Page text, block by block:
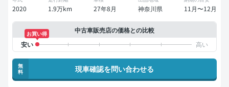
2020 1.9万km 27年8月 神奈川県 11月〜12月
中古車販売店の価格との比較
お買い得
無
料
現車確認を問い合わせる